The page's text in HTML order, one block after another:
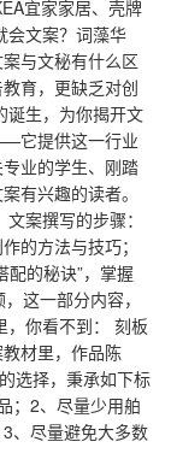
宜家家居、壳牌
会文案？词藻华
与文秘有什么区
育，更缺乏对创
诞生，为你揭开文
它提供这一行业
业的学生、刚踏
有兴趣的读者。
案撰写的步骤：
的方法与技巧；
配的秘诀”，掌握
这一部分内容，
，你看不到： 刻板
材里，作品陈
选择，秉承如下标
；2、尽量少用舶
、尽量避免大多数